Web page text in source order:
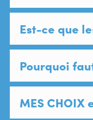
Est-ce que
Pourquoi
MES